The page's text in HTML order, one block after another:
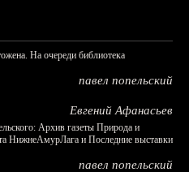
На очереди библиотека
павел попельский
Евгений Афанасьев
Архив газеты Природа и
НижнеАмурЛага и Последние выставки
павел попельский